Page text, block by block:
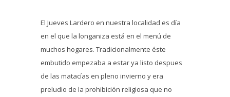
El Jueves Lardero en nuestra localidad es día
en el que la longaniza está en el menú de
muchos hogares. Tradicionalmente éste
embutido empezaba a estar ya listo despues
de las matacías en pleno invierno y era
preludio de la prohibición religiosa que no